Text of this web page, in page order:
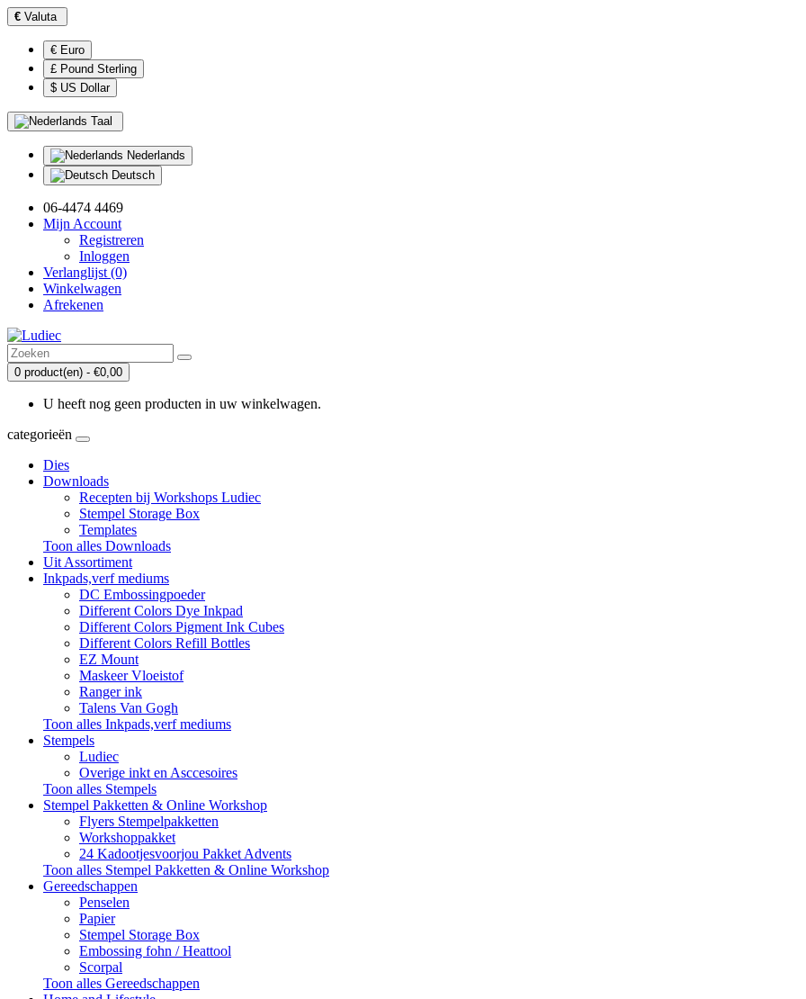
€ Valuta
€ Euro
£ Pound Sterling
$ US Dollar
Taal
Nederlands
Deutsch
06-4474 4469
Mijn Account
Registreren
Inloggen
Verlanglijst (0)
Winkelwagen
Afrekenen
0 product(en) - €0,00
U heeft nog geen producten in uw winkelwagen.
categorieën
Dies
Downloads
Recepten bij Workshops Ludiec
Stempel Storage Box
Templates
Toon alles Downloads
Uit Assortiment
Inkpads,verf mediums
DC Embossingpoeder
Different Colors Dye Inkpad
Different Colors Pigment Ink Cubes
Different Colors Refill Bottles
EZ Mount
Maskeer Vloeistof
Ranger ink
Talens Van Gogh
Toon alles Inkpads,verf mediums
Stempels
Ludiec
Overige inkt en Asccesoires
Toon alles Stempels
Stempel Pakketten & Online Workshop
Flyers Stempelpakketten
Workshoppakket
24 Kadootjesvoorjou Pakket Advents
Toon alles Stempel Pakketten & Online Workshop
Gereedschappen
Penselen
Papier
Stempel Storage Box
Embossing fohn / Heattool
Scorpal
Toon alles Gereedschappen